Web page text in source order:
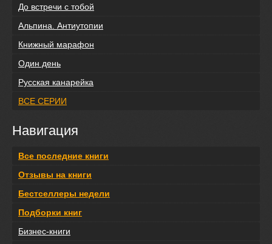
До встречи с тобой
Альпина. Антиутопии
Книжный марафон
Один день
Русская канарейка
ВСЕ СЕРИИ
Навигация
Все последние книги
Отзывы на книги
Бестселлеры недели
Подборки книг
Бизнес-книги